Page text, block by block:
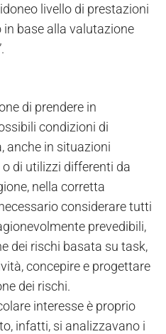
livello di prestazioni
base alla valutazione
di prendere in
condizioni di
anche in situazioni
di utilizzi differenti da
nella corretta
considerare tutti
prevedibili,
dei rischi basata su task,
concepire e progettare
dei rischi.
interesse è proprio
infatti, si analizzavano i